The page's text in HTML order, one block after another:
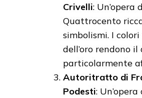
Crivelli: Un’opera
Quattrocento
simbolismi. I colori
dell’oro rendono
particolarmente
Autoritratto di
Podesti: